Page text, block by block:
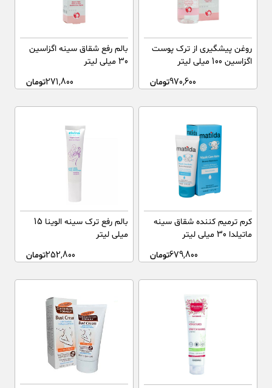
روغن پیشگیری از ترک پوست
اگزاسین 100 میلی لیتر
970,600تومان
بالم رفع شقاق سینه اگزاسین
30 میلی لیتر
271,800تومان
کرم ترمیم کننده شقاق سینه
ماتیلدا 30 میلی لیتر
679,800تومان
بالم رفع ترک سینه الوینا 15
میلی لیتر
252,800تومان